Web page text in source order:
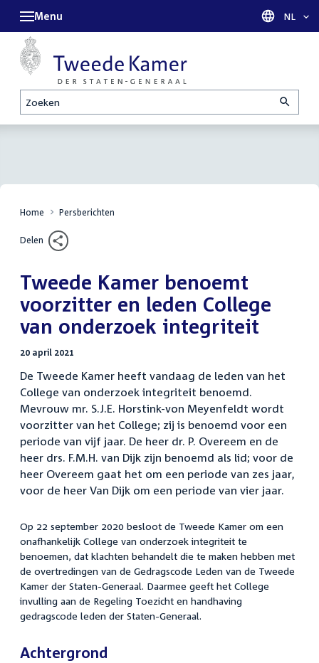
Zoeken
Menu Taal
NL
Home Persberichten
Delen
Tweede Kamer benoemt
voorzitter en leden College
van onderzoek integriteit
20 april 2021
De Tweede Kamer heeft vandaag de leden van het
College van onderzoek integriteit benoemd.
Mevrouw mr. S.J.E. Horstink-von Meyenfeldt wordt
voorzitter van het College; zij is benoemd voor een
periode van vijf jaar. De heer dr. P. Overeem en de
heer drs. F.M.H. van Dijk zijn benoemd als lid; voor de
heer Overeem gaat het om een periode van zes jaar,
voor de heer Van Dijk om een periode van vier jaar.
Op 22 september 2020 besloot de Tweede Kamer om een
onafhankelijk College van onderzoek integriteit te
benoemen, dat klachten behandelt die te maken hebben met
de overtredingen van de Gedragscode Leden van de Tweede
Kamer der Staten-Generaal. Daarmee geeft het College
invulling aan de Regeling Toezicht en handhaving
gedragscode leden der Staten-Generaal.
Achtergrond